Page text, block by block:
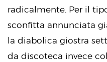
radicalmente. Per il
sconfitta annunciata
la diabolica giostra
da discoteca invece